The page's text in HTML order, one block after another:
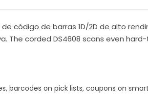
de código de barras 1D/2D de alto
The corded DS4608 scans even
barcodes on pick lists, coupons on